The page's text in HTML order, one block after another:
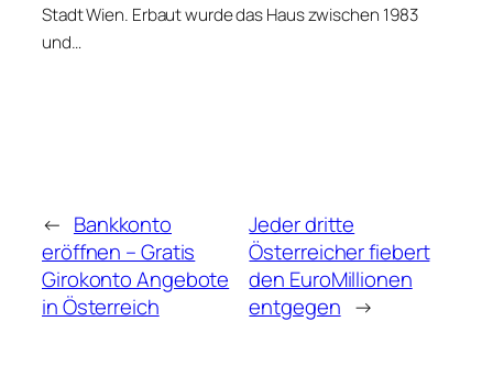
Stadt Wien. Erbaut wurde das Haus zwischen 1983
und…
← Bankkonto
eröffnen – Gratis
Girokonto Angebote
in Österreich
Jeder dritte
Österreicher fiebert
den EuroMillionen
entgegen →